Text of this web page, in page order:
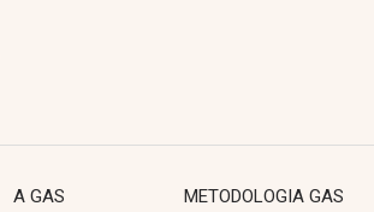
A GAS METODOLOGIA GAS